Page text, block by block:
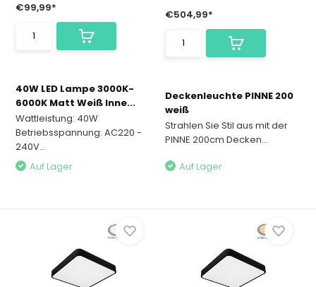
€99,99*
40W LED Lampe 3000K-
6000K Matt Weiß Inne...
Wattleistung: 40W
Betriebsspannung: AC220 -
240V...
Auf Lager
€504,99*
Deckenleuchte PINNE 200
weiß
Strahlen Sie Stil aus mit der
PINNE 200cm Decken...
Auf Lager